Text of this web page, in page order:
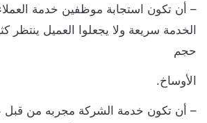
أن تكون استجابة موظفين خدمة العملاء
سريعة ولا يجعلوا العميل ينتظر
أن تكون خدمة الشركة مجربه من قبل